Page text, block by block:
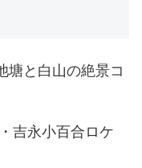
塘と白山の絶景コ
吉永小百合ロケ